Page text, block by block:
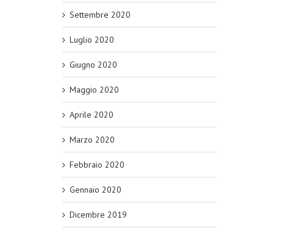
Settembre 2020
Luglio 2020
Giugno 2020
Maggio 2020
Aprile 2020
Marzo 2020
Febbraio 2020
Gennaio 2020
Dicembre 2019